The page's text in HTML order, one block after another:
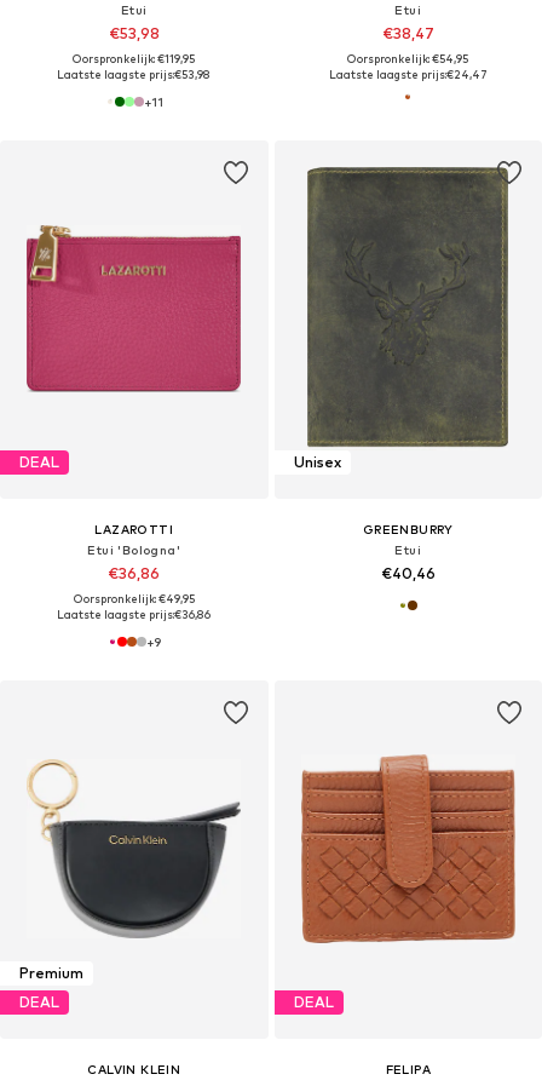
Etui
€53,98
Oorspronkelijk: €119,95
Laatste laagste prijs:€53,98
+11
Etui
€38,47
Oorspronkelijk: €54,95
Laatste laagste prijs:€24,47
DEAL
LAZAROTTI
Etui 'Bologna'
€36,86
Oorspronkelijk: €49,95
Laatste laagste prijs:€36,86
+9
Unisex
GREENBURRY
Etui
€40,46
Premium
DEAL
CALVIN KLEIN
DEAL
FELIPA